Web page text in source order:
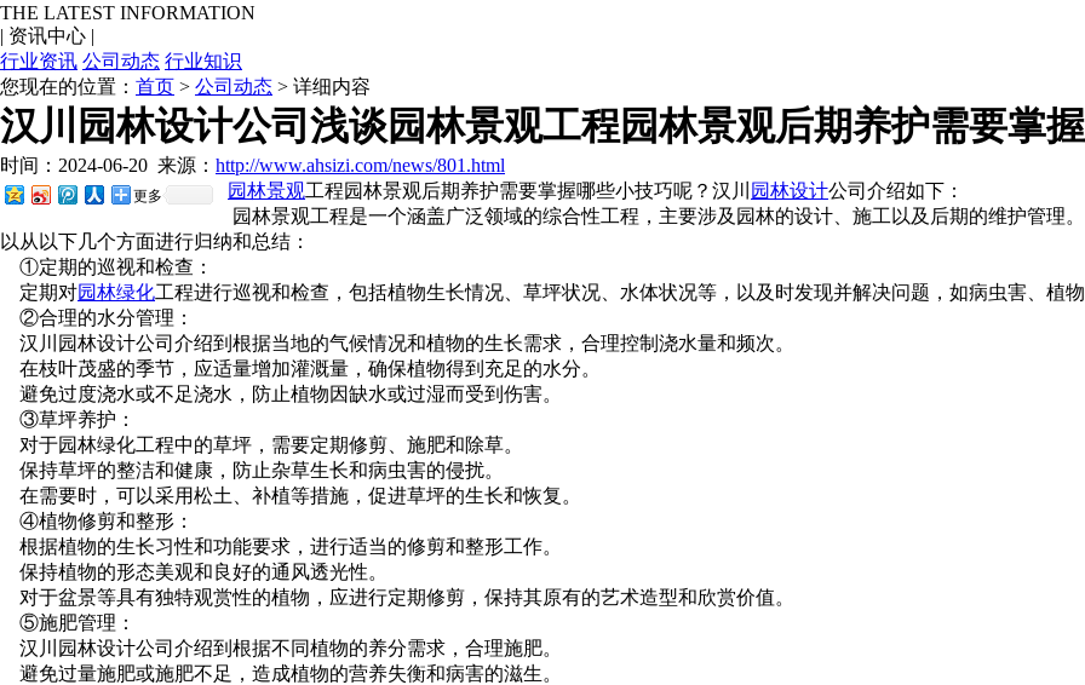
THE LATEST INFORMATION
| 资讯中心 |
行业资讯 公司动态 行业知识
您现在的位置： 首页 > 公司动态 > 详细内容
汉川园林设计公司浅谈园林景观工程园林景观后期养护需要掌
时间：2024-06-20 来源： http://www.ahsizi.com/news/801.html
更多 园林景观工程园林景观后期养护需要掌握哪些小技巧呢？汉川 园林设计公司介绍如下：
园林景观工程是一个涵盖广泛领域的综合性工程，主要涉及园林的设计、施工以及后期的维护管理
以从以下几个方面进行归纳和总结：
①定期的巡视和检查：
定期对园林绿化工程进行巡视和检查，包括植物生长情况、草坪状况、水体状况等，以及时发现并解决问题，如病虫害、植物
②合理的水分管理：
汉川园林设计公司介绍到根据当地的气候情况和植物的生长需求，合理控制浇水量和频次。
在枝叶茂盛的季节，应适量增加灌溉量，确保植物得到充足的水分。
避免过度浇水或不足浇水，防止植物因缺水或过湿而受到伤害。
③草坪养护：
对于园林绿化工程中的草坪，需要定期修剪、施肥和除草。
保持草坪的整洁和健康，防止杂草生长和病虫害的侵扰。
在需要时，可以采用松土、补植等措施，促进草坪的生长和恢复。
④植物修剪和整形：
根据植物的生长习性和功能要求，进行适当的修剪和整形工作。
保持植物的形态美观和良好的通风透光性。
对于盆景等具有独特观赏性的植物，应进行定期修剪，保持其原有的艺术造型和欣赏价值。
⑤施肥管理：
汉川园林设计公司介绍到根据不同植物的养分需求，合理施肥。
避免过量施肥或施肥不足，造成植物的营养失衡和病害的滋生。